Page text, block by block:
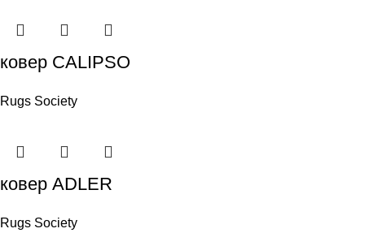
ковер CALIPSO
Rugs Society
ковер ADLER
Rugs Society